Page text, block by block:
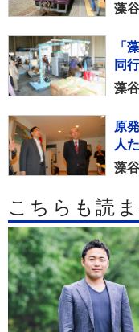
藻
「
同
藻
原
人
藻
こちらも読